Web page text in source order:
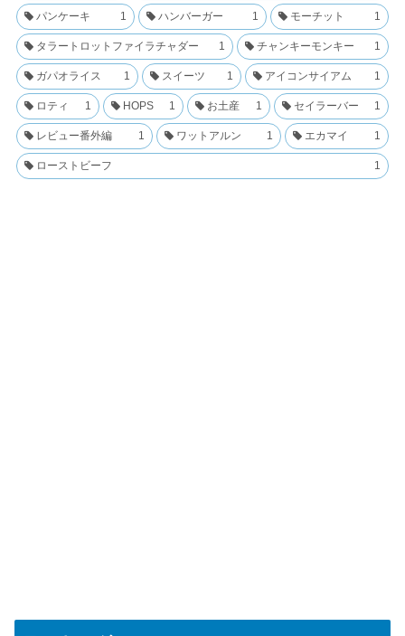
パンケーキ 1 ハンバーガー 1 モーチット 1
タラートロットファイラチャダー 1 チャンキーモンキー 1
ガパオライス 1 スイーツ 1 アイコンサイアム 1
ロティ 1 HOPS 1 お土産 1 セイラーバー 1
レビュー番外編 1 ワットアルン 1 エカマイ 1
ローストビーフ 1